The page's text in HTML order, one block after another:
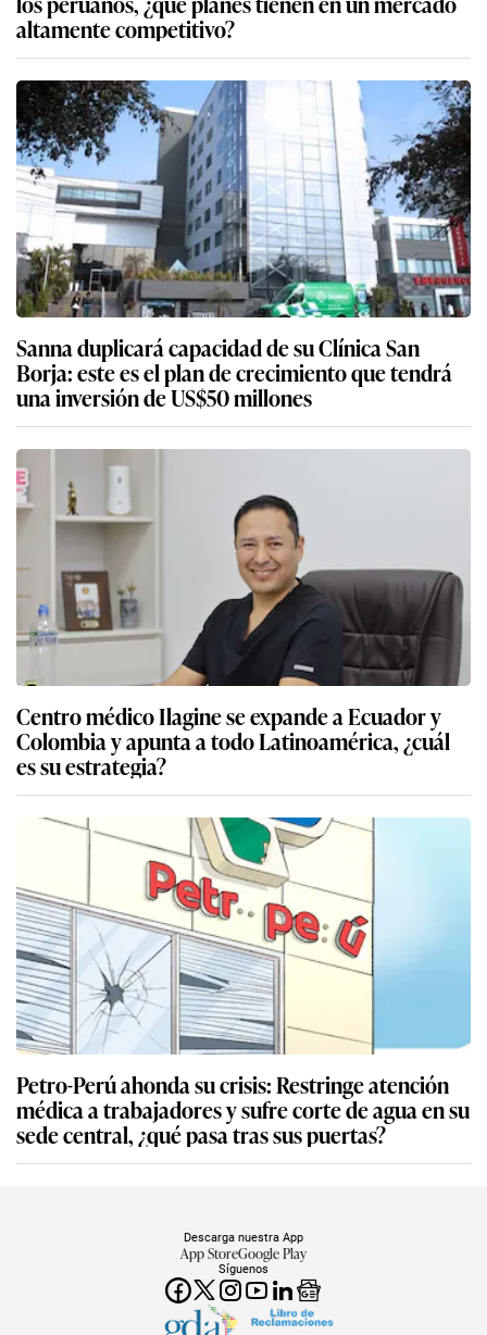
altamente competitivo?
Sanna duplicará capacidad de su Clínica San
Borja: este es el plan de crecimiento que tendrá
una inversión de US$50 millones
Centro médico Ilagine se expande a Ecuador y
Colombia y apunta a todo Latinoamérica, ¿cuál
es su estrategia?
Petro-Perú ahonda su crisis: Restringe atención
médica a trabajadores y sufre corte de agua en su
sede central, ¿qué pasa tras sus puertas?
Síguenos
Descarga nuestra App
App StoreGoogle Play